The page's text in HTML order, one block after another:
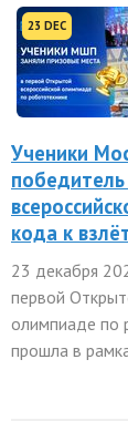
23 DEC
Ученики
кода к
23 декабря
первой
олимпиаде по
прошла в